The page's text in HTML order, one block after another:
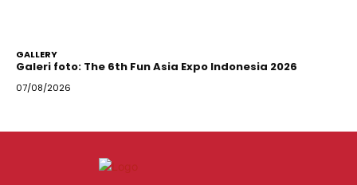
GALLERY
Galeri foto: The 6th Fun Asia Expo Indonesia 2026
07/08/2026